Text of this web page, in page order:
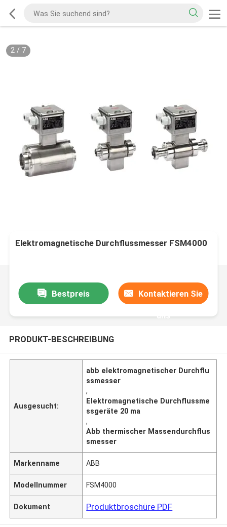
2/ 7
Elektromagnetische Durchflussmesser FSM4000
Bestpreis Kontaktieren Sie
uns
PRODUKT-BESCHREIBUNG
Ausgesucht:
abb elektromagnetischer Durchflu
ssmesser
,
Elektromagnetische Durchflussme
ssgeräte 20 ma
,
Abb thermischer Massendurchflus
smesser
Markenname ABB
Modellnummer FSM4000
Dokument Produktbroschüre PDF